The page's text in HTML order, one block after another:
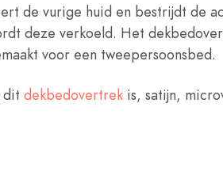
de vurige huid en bestrijdt de
deze verkoeld. Het
voor een tweepersoonsbed.
dit dekbedovertrek is, satijn,